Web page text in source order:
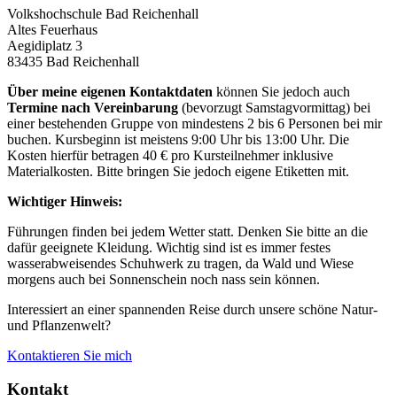
Volkshochschule Bad Reichenhall
Altes Feuerhaus
Aegidiplatz 3
83435 Bad Reichenhall
Über meine eigenen Kontaktdaten können Sie jedoch auch
Termine nach Vereinbarung (bevorzugt Samstagvormittag) bei
einer bestehenden Gruppe von mindestens 2 bis 6 Personen bei mir
buchen. Kursbeginn ist meistens 9:00 Uhr bis 13:00 Uhr. Die
Kosten hierfür betragen 40 € pro Kursteilnehmer inklusive
Materialkosten. Bitte bringen Sie jedoch eigene Etiketten mit.
Wichtiger Hinweis:
Führungen finden bei jedem Wetter statt. Denken Sie bitte an die
dafür geeignete Kleidung. Wichtig sind ist es immer festes
wasserabweisendes Schuhwerk zu tragen, da Wald und Wiese
morgens auch bei Sonnenschein noch nass sein können.
Interessiert an einer spannenden Reise durch unsere schöne Natur-
und Pflanzenwelt?
Kontaktieren Sie mich
Kontakt